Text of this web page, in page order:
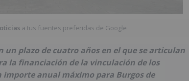
a tus fuentes preferidas de Google
un plazo de cuatro años en el que se articulan
la financiación de la vinculación de los
anual máximo para Burgos de